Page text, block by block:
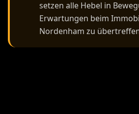
setzen alle Hebel in
Erwartungen beim
Nordenham zu